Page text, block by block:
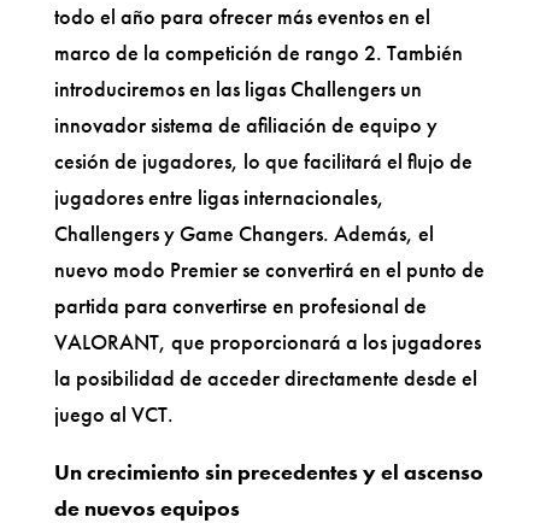
todo el año para ofrecer más eventos en el
marco de la competición de rango 2. También
introduciremos en las ligas Challengers un
innovador sistema de afiliación de equipo y
cesión de jugadores, lo que facilitará el flujo de
jugadores entre ligas internacionales,
Challengers y Game Changers. Además, el
nuevo modo Premier se convertirá en el punto de
partida para convertirse en profesional de
VALORANT, que proporcionará a los jugadores
la posibilidad de acceder directamente desde el
juego al VCT.
Un crecimiento sin precedentes y el ascenso
de nuevos equipos